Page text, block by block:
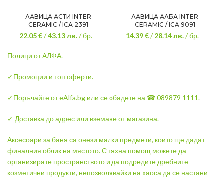
ЛАВИЦА АСТИ INTER
CERAMIC / ICA 2391
22.05 €/43.13лв./ бр.
ЛАВИЦА АЛБА INTER
CERAMIC / ICA 9091
14.39 €/28.14лв./ бр.
Полици от АЛФА.
✓Промоции и топ оферти.
✓Поръчайте от eAlfa.bg или се обадете на ☎ 089879 1111.
✓ Доставка до адрес или вземане от магазина.
Аксесоари за баня са онези малки предмети, които ще дадат
финалния облик на мястото. С тяхна помощ можете да
организирате пространството и да подредите дребните
козметични продукти, непозволявайки на хаоса да се настани